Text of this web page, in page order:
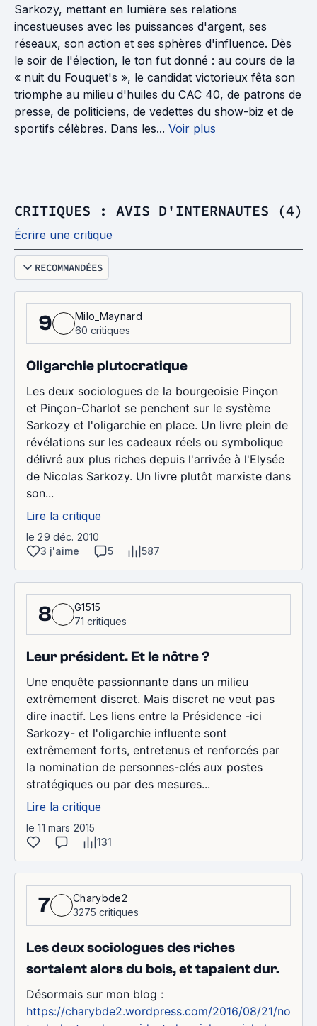
Sarkozy, mettant en lumière ses relations
incestueuses avec les puissances d'argent, ses
réseaux, son action et ses sphères d'influence. Dès
le soir de l'élection, le ton fut donné : au cours de la
« nuit du Fouquet's », le candidat victorieux fêta son
triomphe au milieu d'huiles du CAC 40, de patrons de
presse, de politiciens, de vedettes du show-biz et de
sportifs célèbres. Dans les... Voir plus
CRITIQUES : AVIS D'INTERNAUTES (4)
Écrire une critique
RECOMMANDÉES
9
Milo_Maynard
60 critiques
Oligarchie plutocratique
Les deux sociologues de la bourgeoisie Pinçon
et Pinçon-Charlot se penchent sur le système
Sarkozy et l'oligarchie en place. Un livre plein de
révélations sur les cadeaux réels ou symbolique
délivré aux plus riches depuis l'arrivée à l'Elysée
de Nicolas Sarkozy. Un livre plutôt marxiste dans
son...
Lire la critique
le 29 déc. 2010
3 j'aime
5 587
8
G1515
71 critiques
Leur président. Et le nôtre ?
Une enquête passionnante dans un milieu
extrêmement discret. Mais discret ne veut pas
dire inactif. Les liens entre la Présidence -ici
Sarkozy- et l'oligarchie influente sont
extrêmement forts, entretenus et renforcés par
la nomination de personnes-clés aux postes
stratégiques ou par des mesures...
Lire la critique
le 11 mars 2015
131
7
Charybde2
3275 critiques
Les deux sociologues des riches
sortaient alors du bois, et tapaient dur.
Désormais sur mon blog :
https://charybde2.wordpress.com/2016/08/21/no